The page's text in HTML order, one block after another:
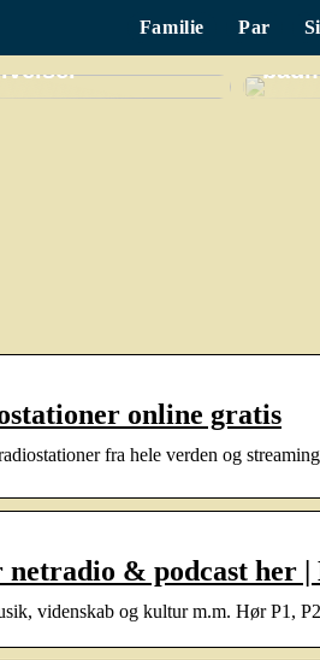
Familie Par
online gratis
fra hele verden og
& podcast her |
videnskab og kultur m.m. Hør P1,